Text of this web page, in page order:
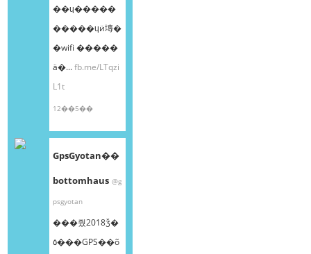
��ɥ�����
�����ɥӥ塼�
�wifi �����
ä�...fb.me/LTqzi
L1t
12��5��
GpsGyotan��
bottomhaus @g
psgyotan
���줬2018ǯ�
٥���GPS��õ